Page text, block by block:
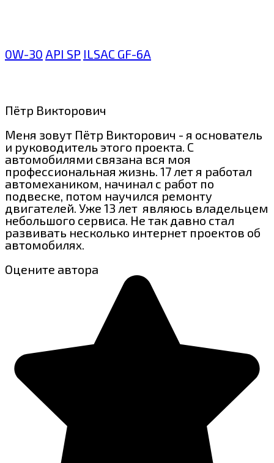
0W-30 API SP ILSAC GF-6A
Пётр Викторович
Меня зовут Пётр Викторович - я основатель
и руководитель этого проекта. С
автомобилями связана вся моя
профессиональная жизнь. 17 лет я работал
автомехаником, начинал с работ по
подвеске, потом научился ремонту
двигателей. Уже 13 лет являюсь владельцем
небольшого сервиса. Не так давно стал
развивать несколько интернет проектов об
автомобилях.
Оцените автора